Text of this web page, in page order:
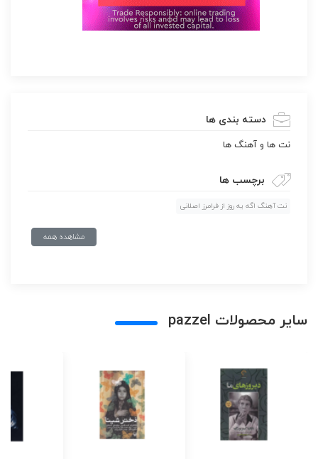
دسته بندی ها
نت ها و آهنگ ها
برچسب ها
نت آهنگ اگه یه روز از فرامرز اصلانی
مشاهده همه
سایر محصولات pazzel